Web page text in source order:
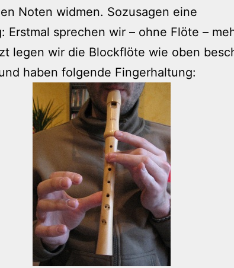
Noten widmen. Sozusagen eine
Erstmal sprechen wir – ohne Flöte –
legen wir die Blockflöte wie oben
haben folgende Fingerhaltung: